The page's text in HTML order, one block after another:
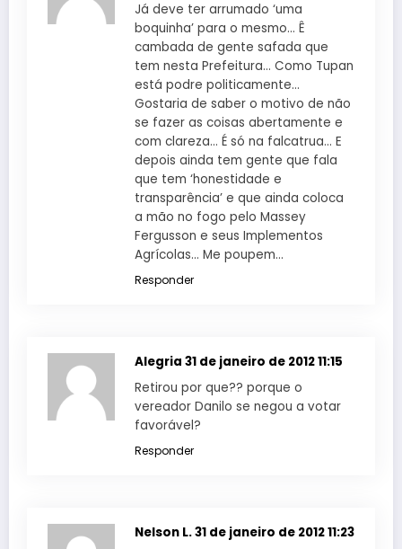
Já deve ter arrumado ‘uma
boquinha’ para o mesmo… Ê
cambada de gente safada que
tem nesta Prefeitura… Como Tupan
está podre politicamente…
Gostaria de saber o motivo de não
se fazer as coisas abertamente e
com clareza… É só na falcatrua… E
depois ainda tem gente que fala
que tem ‘honestidade e
transparência’ e que ainda coloca
a mão no fogo pelo Massey
Fergusson e seus Implementos
Agrícolas… Me poupem…
Responder
Alegria 31 de janeiro de 2012 11:15
Retirou por que?? porque o
vereador Danilo se negou a votar
favorável?
Responder
Nelson L.31 de janeiro de 2012 11:23